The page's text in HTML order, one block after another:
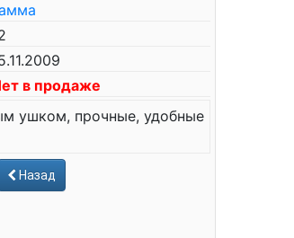
в продаже
ушком, прочные, удобные
Назад